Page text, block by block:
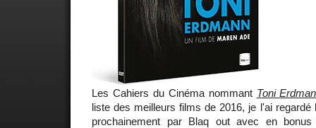
Les Cahiers du Cinéma nommant Toni
liste des meilleurs films de 2016, je l'ai regardé
prochainement par Blaq out avec en